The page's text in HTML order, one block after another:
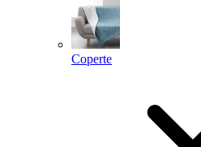
Coperte